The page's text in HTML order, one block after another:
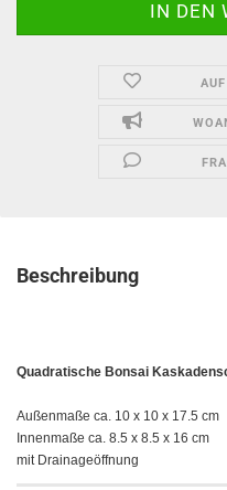
Beschreibung
Quadratische Bonsai
Außenmaße ca. 10 x 10 x 17.5 cm
Innenmaße ca. 8.5 x 8.5 x 16 cm
mit Drainageöffnung